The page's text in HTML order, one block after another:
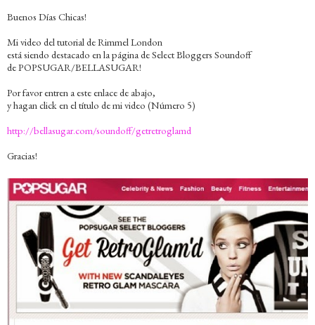
Buenos Días Chicas!
Mi video del tutorial de Rimmel London
está siendo destacado en la página de Select Bloggers Soundoff
de POPSUGAR/BELLASUGAR!
Por favor entren a este enlace de abajo,
y hagan click en el título de mi video (Número 5)
http://bellasugar.com/soundoff/getretroglamd
Gracias!